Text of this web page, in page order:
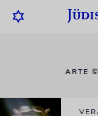
ARTE